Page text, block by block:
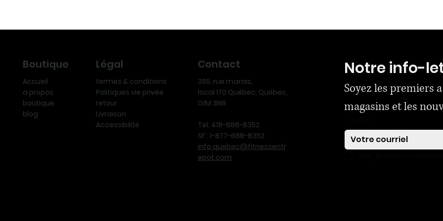
Boutique
Accueil
a propos
boutique
blog
Légal
termes & conditions
Politiques vie privée
retour
Livraison
Accessibilité
Contact
355, rue marais,
local 170 Québec, Québec,
G1M 3N8
Tel: 418-688-8352
SF : 1-877-688-8352
info.quebec@fitnessentr
epot.com
Notre info-
Soyez les premiers
magasins et les